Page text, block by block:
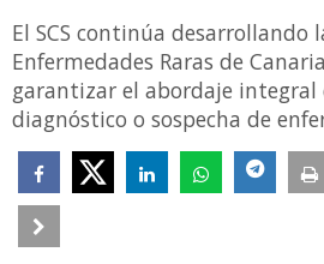
El SCS continúa desarrollando
Enfermedades Raras de
garantizar el abordaje integral
diagnóstico o sospecha de